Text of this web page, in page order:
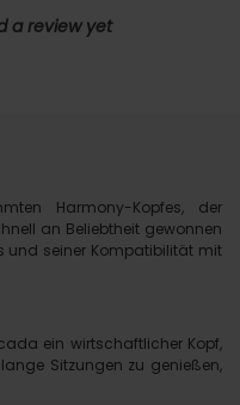
a review yet
Harmony-Kopfes, der
an Beliebtheit gewonnen
und seiner Kompatibilität mit
ein wirtschaftlicher Kopf,
Sitzungen zu genießen,